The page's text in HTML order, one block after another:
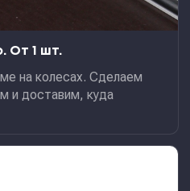
От 1 шт.
на колесах. Сделаем
и доставим, куда